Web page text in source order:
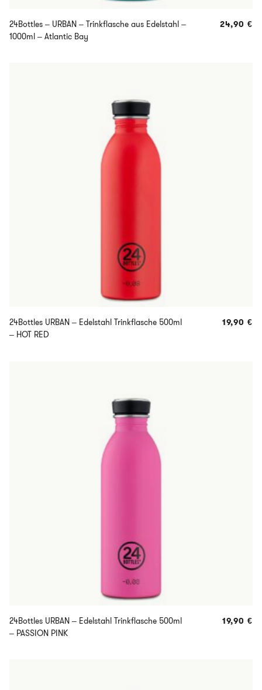
24Bottles – URBAN – Trinkflasche aus Edelstahl –
1000ml – Atlantic Bay
24,90 €
24Bottles URBAN – Edelstahl Trinkflasche 500ml
– HOT RED
19,90 €
24Bottles URBAN – Edelstahl Trinkflasche 500ml
– PASSION PINK
19,90 €